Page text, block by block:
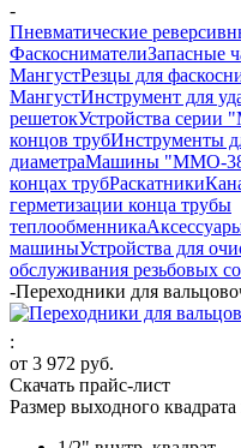
-
Пневматические
ФаскоснимателиЗапасные
МангустРезцы для
МангустИнструмент для
решетокУстройства
концов трубИнструменты
диаметраМашины "ММО-38-
концах трубРаскатники
герметизации конца трубы
теплообменника
машиныУстройства для
обслуживания резьбовых
-Переходники для
:
от 3 972 руб.
Скачать прайс-лист
Размер выходного